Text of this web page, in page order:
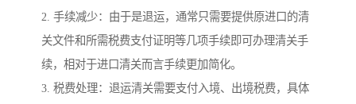
2. 手续减少：由于是退运，通常只需要提供原进口的清
关文件和所需税费支付证明等几项手续即可办理清关手
续，相对于进口清关而言手续更加简化。
3. 税费处理：退运清关需要支付入境、出境税费，具体